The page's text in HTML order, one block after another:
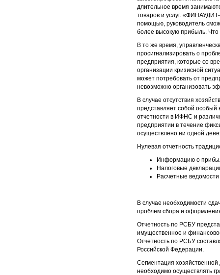
длительное время
товаров и услуг.
помощью, руководитель
более высокую прибыль. Что
В то же время,
просигнализировать о
предприятия, которые со
организации кризисной
может потребовать от
невозможно организовать
В случае отсутствия
представляет собой
отчетности в ИФНС и
предприятии в течение
осуществлено ни одной
Нулевая отчетность
Информацию о
Налоговые
Расчетные
В случае необходимости
проблем сбора и
Отчетность по РСБУ
имущественное и
Отчетность по РСБУ
Российской Федерации.
Сегментация хозяйственной
необходимо осуществлять